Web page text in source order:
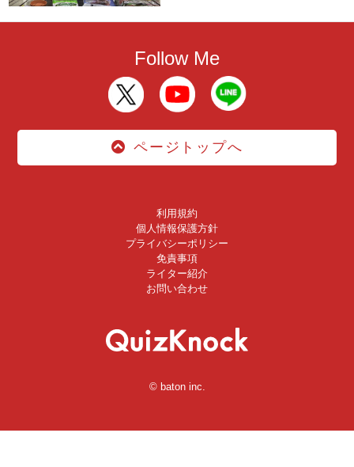
Follow Me
ページトップへ
利用規約
個人情報保護方針
プライバシーポリシー
免責事項
ライター紹介
お問い合わせ
© baton inc.